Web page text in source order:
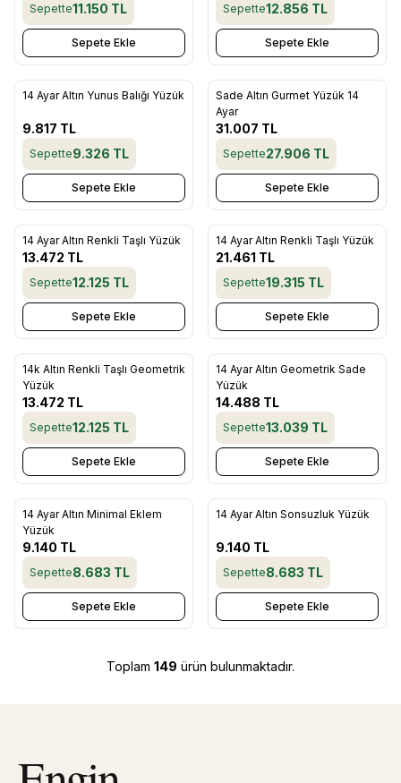
Sepette11.150 TL
Sepete Ekle
Sepette12.856 TL
Sepete Ekle
14 Ayar Altın Yunus Balığı Yüzük
9.817 TL
Sepette9.326 TL
Sepete Ekle
Favorilere Ekle
Sade Altın Gurmet Yüzük 14
Ayar
31.007 TL
Sepette27.906 TL
Sepete Ekle
Favorilere Ekle
14 Ayar Altın Renkli Taşlı Yüzük
13.472 TL
Sepette12.125 TL
Sepete Ekle
Favorilere Ekle
14 Ayar Altın Renkli Taşlı Yüzük
21.461 TL
Sepette19.315 TL
Sepete Ekle
Favorilere Ekle
14k Altın Renkli Taşlı Geometrik
Yüzük
13.472 TL
Sepette12.125 TL
Sepete Ekle
Favorilere Ekle
14 Ayar Altın Geometrik Sade
Yüzük
14.488 TL
Sepette13.039 TL
Sepete Ekle
Favorilere Ekle
14 Ayar Altın Minimal Eklem
Yüzük
9.140 TL
Sepette8.683 TL
Sepete Ekle
14 Ayar Altın Sonsuzluk Yüzük
9.140 TL
Sepette8.683 TL
Sepete Ekle
Toplam 149 ürün bulunmaktadır.